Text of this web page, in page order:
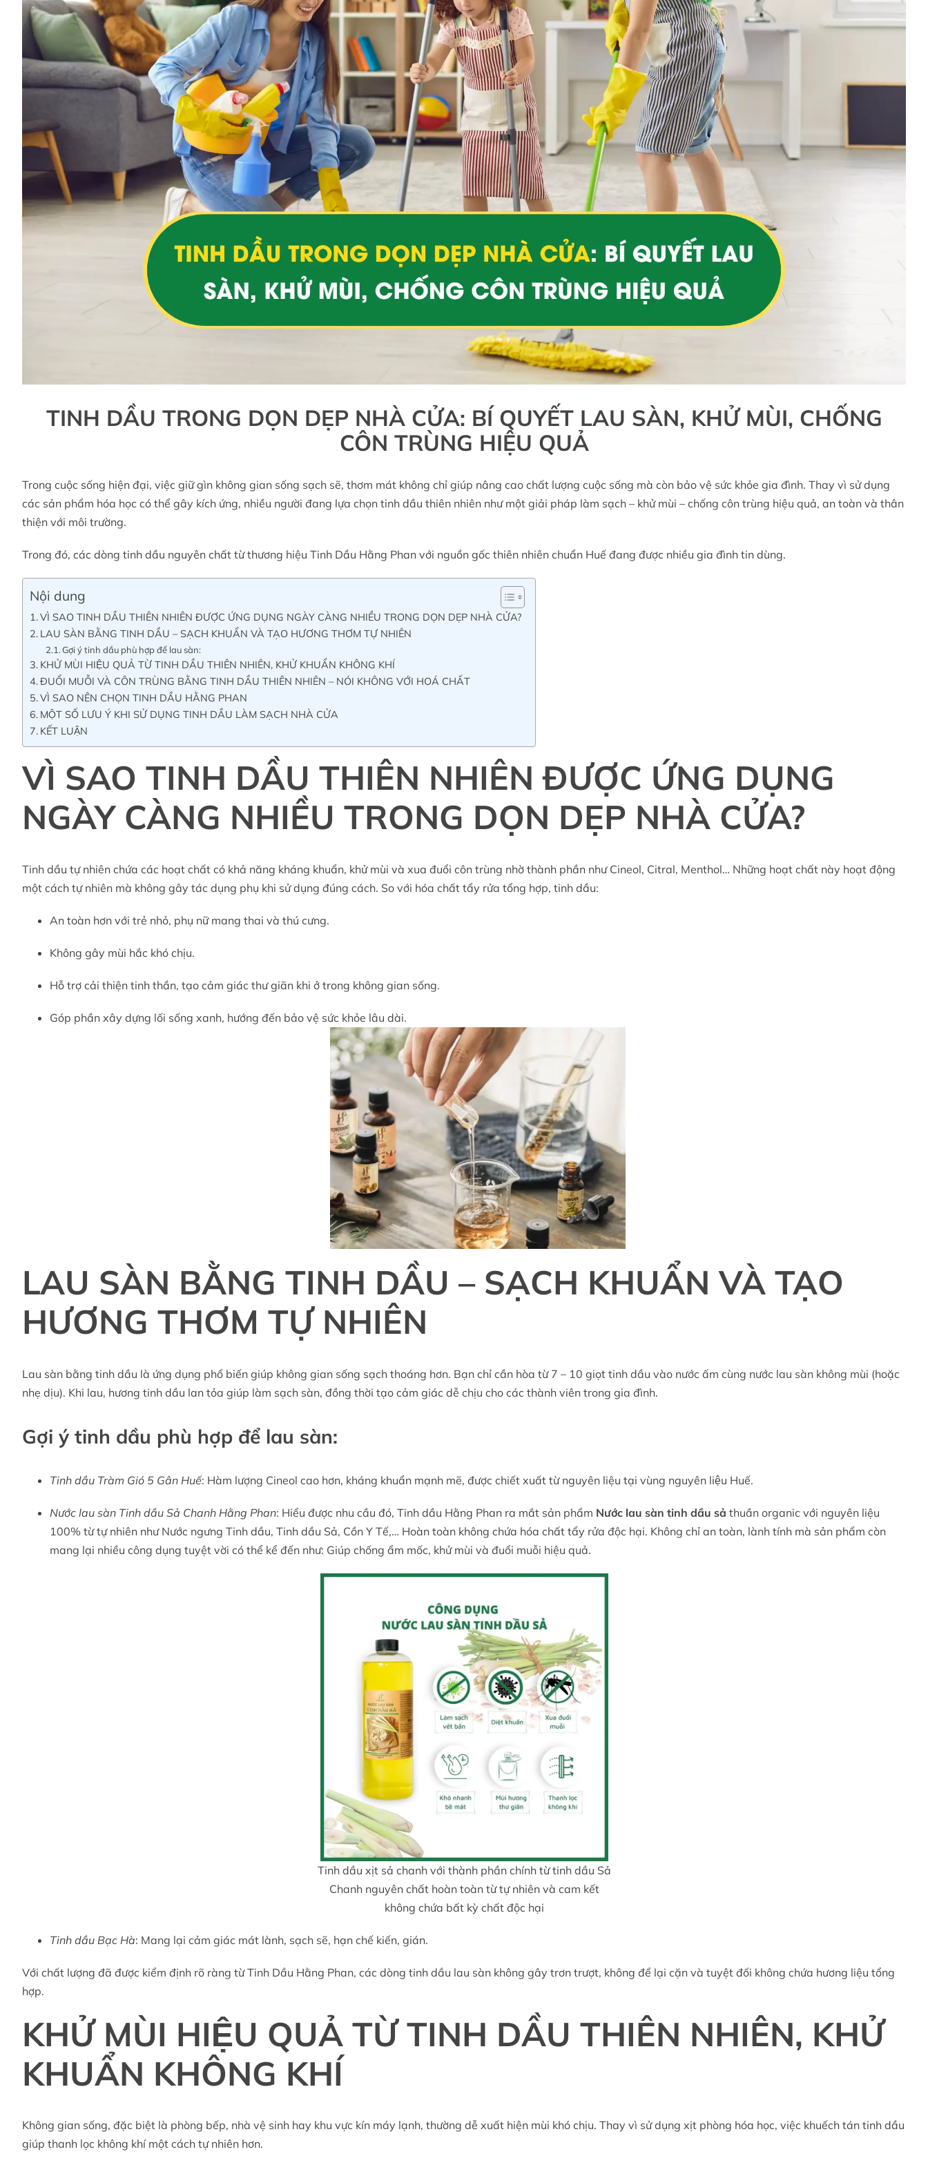
TINH DẦU TRONG DỌN DẸP NHÀ CỬA: BÍ QUYẾT LAU SÀN, KHỬ MÙI, CHỐNG
CÔN TRÙNG HIỆU QUẢ
Trong cuộc sống hiện đại, việc giữ gìn không gian sống sạch sẽ, thơm mát không chỉ giúp nâng cao chất lượng cuộc sống mà còn bảo vệ sức khỏe gia đình. Thay vì sử dụng
các sản phẩm hóa học có thể gây kích ứng, nhiều người đang lựa chọn tinh dầu thiên nhiên như một giải pháp làm sạch – khử mùi – chống côn trùng hiệu quả, an toàn và thân
thiện với môi trường.
Trong đó, các dòng tinh dầu nguyên chất từ thương hiệu Tinh Dầu Hằng Phan với nguồn gốc thiên nhiên chuẩn Huế đang được nhiều gia đình tin dùng.
Nội dung
VÌ SAO TINH DẦU THIÊN NHIÊN ĐƯỢC ỨNG DỤNG NGÀY CÀNG NHIỀU TRONG DỌN DẸP NHÀ CỬA?
LAU SÀN BẰNG TINH DẦU – SẠCH KHUẨN VÀ TẠO HƯƠNG THƠM TỰ NHIÊN
Gợi ý tinh dầu phù hợp để lau sàn:
KHỬ MÙI HIỆU QUẢ TỪ TINH DẦU THIÊN NHIÊN, KHỬ KHUẨN KHÔNG KHÍ
ĐUỔI MUỖI VÀ CÔN TRÙNG BẰNG TINH DẦU THIÊN NHIÊN – NÓI KHÔNG VỚI HOÁ CHẤT
VÌ SAO NÊN CHỌN TINH DẦU HẰNG PHAN
MỘT SỐ LƯU Ý KHI SỬ DỤNG TINH DẦU LÀM SẠCH NHÀ CỬA
KẾT LUẬN
VÌ SAO TINH DẦU THIÊN NHIÊN ĐƯỢC ỨNG DỤNG
NGÀY CÀNG NHIỀU TRONG DỌN DẸP NHÀ CỬA?
Tinh dầu tự nhiên chứa các hoạt chất có khả năng kháng khuẩn, khử mùi và xua đuổi côn trùng nhờ thành phần như Cineol, Citral, Menthol… Những hoạt chất này hoạt động
một cách tự nhiên mà không gây tác dụng phụ khi sử dụng đúng cách. So với hóa chất tẩy rửa tổng hợp, tinh dầu:
An toàn hơn với trẻ nhỏ, phụ nữ mang thai và thú cưng.
Không gây mùi hắc khó chịu.
Hỗ trợ cải thiện tinh thần, tạo cảm giác thư giãn khi ở trong không gian sống.
Góp phần xây dựng lối sống xanh, hướng đến bảo vệ sức khỏe lâu dài.
LAU SÀN BẰNG TINH DẦU – SẠCH KHUẨN VÀ TẠO
HƯƠNG THƠM TỰ NHIÊN
Lau sàn bằng tinh dầu là ứng dụng phổ biến giúp không gian sống sạch thoáng hơn. Bạn chỉ cần hòa từ 7 – 10 giọt tinh dầu vào nước ấm cùng nước lau sàn không mùi (hoặc
nhẹ dịu). Khi lau, hương tinh dầu lan tỏa giúp làm sạch sàn, đồng thời tạo cảm giác dễ chịu cho các thành viên trong gia đình.
Gợi ý tinh dầu phù hợp để lau sàn:
Tinh dầu Tràm Gió 5 Gân Huế: Hàm lượng Cineol cao hơn, kháng khuẩn mạnh mẽ, được chiết xuất từ nguyên liệu tại vùng nguyên liệu Huế.
Nước lau sàn Tinh dầu Sả Chanh Hằng Phan: Hiểu được nhu cầu đó, Tinh dầu Hằng Phan ra mắt sản phẩm Nước lau sàn tinh dầu sả thuần organic với nguyên liệu
100% từ tự nhiên như Nước ngưng Tinh dầu, Tinh dầu Sả, Cồn Y Tế,… Hoàn toàn không chứa hóa chất tẩy rửa độc hại. Không chỉ an toàn, lành tính mà sản phẩm còn
mang lại nhiều công dụng tuyệt vời có thể kể đến như: Giúp chống ẩm mốc, khử mùi và đuổi muỗi hiệu quả.
Tinh dầu xịt sả chanh với thành phần chính từ tinh dầu Sả
Chanh nguyên chất hoàn toàn từ tự nhiên và cam kết
không chứa bất kỳ chất độc hại
Tinh dầu Bạc Hà: Mang lại cảm giác mát lành, sạch sẽ, hạn chế kiến, gián.
Với chất lượng đã được kiểm định rõ ràng từ Tinh Dầu Hằng Phan, các dòng tinh dầu lau sàn không gây trơn trượt, không để lại cặn và tuyệt đối không chứa hương liệu tổng
hợp.
KHỬ MÙI HIỆU QUẢ TỪ TINH DẦU THIÊN NHIÊN, KHỬ
KHUẨN KHÔNG KHÍ
Không gian sống, đặc biệt là phòng bếp, nhà vệ sinh hay khu vực kín máy lạnh, thường dễ xuất hiện mùi khó chịu. Thay vì sử dụng xịt phòng hóa học, việc khuếch tán tinh dầu
giúp thanh lọc không khí một cách tự nhiên hơn.